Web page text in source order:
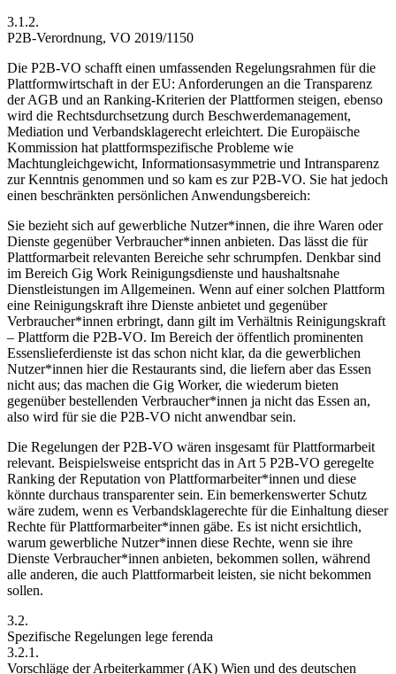
3.1.2.
P2B-Verordnung, VO 2019/1150
Die P2B-VO schafft einen umfassenden Regelungsrahmen für die
Plattformwirtschaft in der EU: Anforderungen an die Transparenz
der AGB und an Ranking-Kriterien der Plattformen steigen, ebenso
wird die Rechtsdurchsetzung durch Beschwerdemanagement,
Mediation und Verbandsklagerecht erleichtert. Die Europäische
Kommission hat plattformspezifische Probleme wie
Machtungleichgewicht, Informationsasymmetrie und Intransparenz
zur Kenntnis genommen und so kam es zurP2B-VO. Sie hat jedoch
einen beschränkten persönlichen Anwendungsbereich:
Sie bezieht sich auf gewerbliche Nutzer*innen, die ihre Waren oder
Dienste gegenüber Verbraucher*innen anbieten. Das lässt die für
Plattformarbeit relevanten Bereiche sehr schrumpfen. Denkbar sind
im Bereich Gig Work Reinigungsdienste und haushaltsnahe
Dienstleistungen im Allgemeinen. Wenn auf einer solchen Plattform
eine Reinigungskraft ihre Dienste anbietet und gegenüber
Verbraucher*innen erbringt, dann gilt im Verhältnis Reinigungskraft
– Plattform die P2B-VO. Im Bereich der öffentlich prominenten
Essenslieferdienste ist das schon nicht klar, da die gewerblichen
Nutzer*innen hier die Restaurants sind, die liefern aber das Essen
nicht aus; das machen die Gig Worker, die wiederum bieten
gegenüber bestellenden Verbraucher*innen ja nicht das Essen an,
also wird für sie die P2B-VO nicht anwendbar sein.
Die Regelungen der P2B-VO wären insgesamt für Plattformarbeit
relevant. Beispielsweise entspricht das in Art 5 P2B-VO geregelte
Ranking der Reputation von Plattformarbeiter*innen und diese
könnte durchaus transparenter sein. Ein bemerkenswerter Schutz
wäre zudem, wenn es Verbandsklagerechte für die Einhaltung dieser
Rechte für Plattformarbeiter*innen gäbe. Es ist nicht ersichtlich,
warum gewerbliche Nutzer*innen diese Rechte, wenn sie ihre
Dienste Verbraucher*innen anbieten, bekommen sollen, während
alle anderen, die auch Plattformarbeit leisten, sie nicht bekommen
sollen.
3.2.
Spezifische Regelungen lege ferenda
3.2.1.
Vorschläge der Arbeiterkammer (AK) Wien und des deutschen